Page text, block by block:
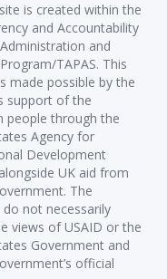
is created within the
and Accountability
and
TAPAS. This
made possible by the
support of the
people through the
Agency for
Development
UK aid from
The
not necessarily
views of USAID or the
Government and
official